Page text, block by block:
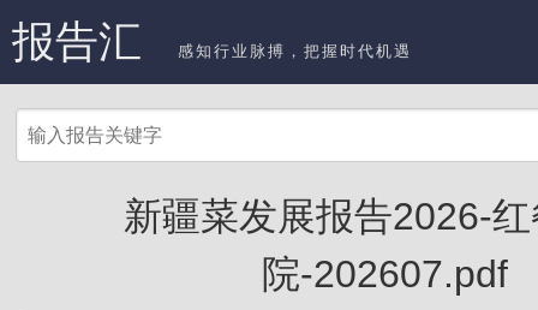
报告汇 感知行业脉搏，把握时代机遇
新疆菜发展报告2026-
院-202607.pdf